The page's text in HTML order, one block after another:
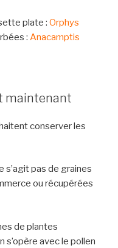
plate : Orphys
: Anacamptis
maintenant
conserver les
s’agit pas de graines
ou récupérées
de plantes
s’opère avec le pollen